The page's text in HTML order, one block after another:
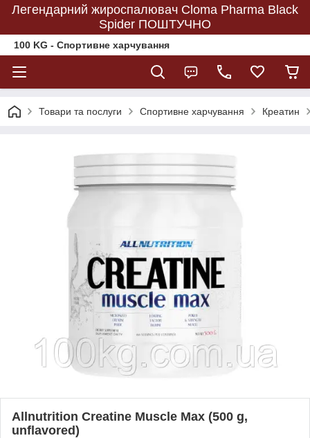
Легендарний жироспалювач Cloma Pharma Black
Spider ПОШТУЧНО
100 KG - Спортивне харчування
Товари та послуги Спортивне харчування Креатин
Allnutrition Creatine Muscle Max (500 g,
unflavored)